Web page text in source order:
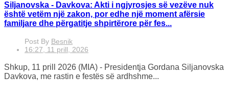
Siljanovska - Davkova: Akti i ngjyrosjes së vezëve nuk
është vetëm një zakon, por edhe një moment afërsie
familjare dhe përgatitje shpirtërore për fes...
Post By Besnik
16:27, 11 prill, 2026
Shkup, 11 prill 2026 (MIA) - Presidentja Gordana Siljanovska
Davkova, me rastin e festës së ardhshme...